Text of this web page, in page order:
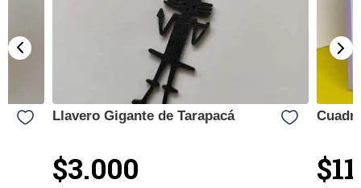
Llavero Gigante de Tarapacá
$3.000